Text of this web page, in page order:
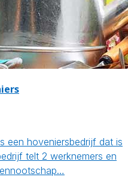
een hoveniersbedrijf dat is
telt 2 werknemers en